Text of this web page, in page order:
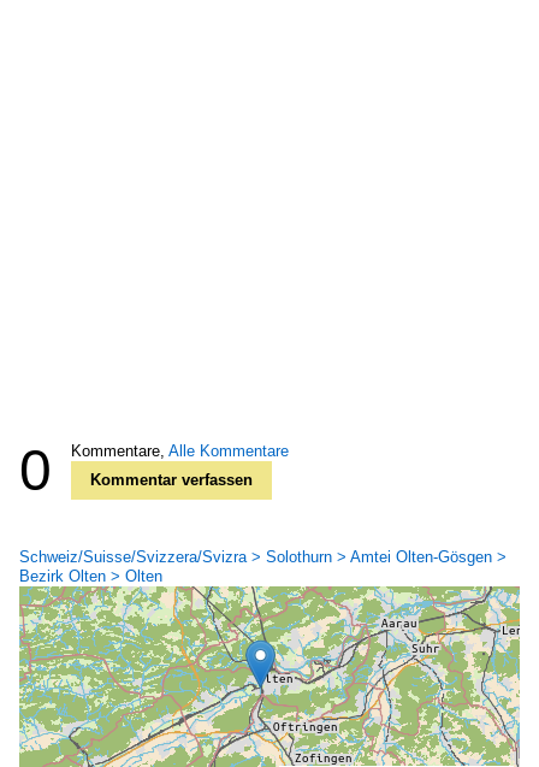
0 Kommentare, Alle Kommentare
Kommentar verfassen
Schweiz/Suisse/Svizzera/Svizra > Solothurn > Amtei Olten-Gösgen >
Bezirk Olten > Olten